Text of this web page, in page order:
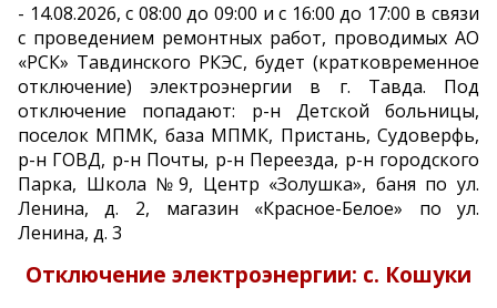
- 14.08.2026, с 08:00 до 09:00 и с 16:00 до 17:00 в связи
с проведением ремонтных работ, проводимых АО
«РСК» Тавдинского РКЭС, будет (кратковременное
отключение) электроэнергии в г. Тавда. Под
отключение попадают: р-н Детской больницы,
поселок МПМК, база МПМК, Пристань, Судоверфь,
р-н ГОВД, р-н Почты, р-н Переезда, р-н городского
Парка, Школа №9, Центр «Золушка», баня по ул.
Ленина, д. 2, магазин «Красное-Белое» по ул.
Ленина, д. 3
Отключение электроэнергии: с. Кошуки